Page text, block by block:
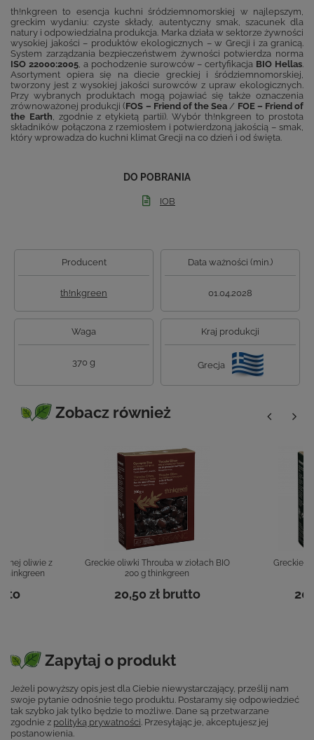
th!nkgreen to esencja kuchni śródziemnomorskiej w najlepszym,
greckim wydaniu: czyste składy, autentyczny smak, szacunek dla
natury i odpowiedzialna produkcja. Marka działa w sektorze żywności
wysokiej jakości – produktów ekologicznych – w Grecji i za granicą.
System zarządzania bezpieczeństwem żywności potwierdza norma
ISO 22000:2005, a pochodzenie surowców – certyfikacja BIO Hellas.
Asortyment opiera się na diecie greckiej i śródziemnomorskiej,
tworzony jest z wysokiej jakości surowców z upraw ekologicznych.
Przy wybranych produktach mogą pojawiać się także oznaczenia
zrównoważonej produkcji (FOS – Friend of the Sea / FOE – Friend of
the Earth, zgodnie z etykietą partii). Wybór th!nkgreen to prostota
składników połączona z rzemiosłem i potwierdzoną jakością – smak,
który wprowadza do kuchni klimat Grecji na co dzień i od święta.
DO POBRANIA
IOB
Producent
th!nkgreen
Data ważności (min.)
01.04.2028
Waga
370 g
Kraj produkcji
Grecja
Zobacz również
oliwie z
thinkgreen
Greckie oliwki Throuba w ziołach BIO
200 g thinkgreen
20,50 złbrutto
Greckie
Zapytaj o produkt
Jeżeli powyższy opis jest dla Ciebie niewystarczający, prześlij nam
swoje pytanie odnośnie tego produktu. Postaramy się odpowiedzieć
tak szybko jak tylko będzie to możliwe. Dane są przetwarzane
zgodnie z polityką prywatności. Przesyłając je, akceptujesz jej
postanowienia.